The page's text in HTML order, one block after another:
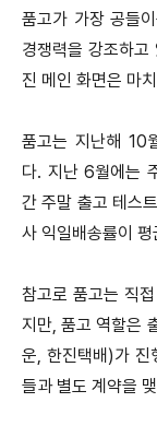
품고가 가장 공들
경쟁력을 강조하
진 메인 화면은 마
품고는 지난해 10
다. 지난 6월에는
간 주말 출고 테스
사 익일배송률이
참고로 품고는 직
지만, 품고 역할은
운, 한진택배)가 진
들과 별도 계약을